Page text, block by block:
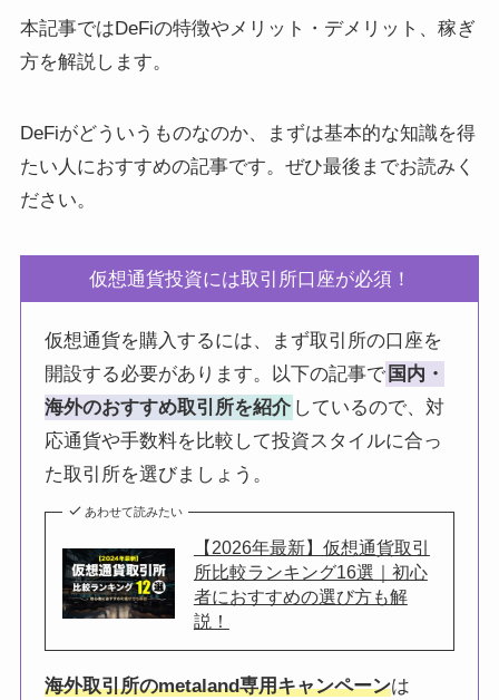
本記事ではDeFiの特徴やメリット・デメリット、稼ぎ
方を解説します。
DeFiがどういうものなのか、まずは基本的な知識を得
たい人におすすめの記事です。ぜひ最後までお読みく
ださい。
仮想通貨投資には取引所口座が必須！
仮想通貨を購入するには、まず取引所の口座を
開設する必要があります。以下の記事で 国内・
海外のおすすめ取引所を紹介 しているので、対
応通貨や手数料を比較して投資スタイルに合っ
た取引所を選びましょう。
あわせて読みたい
【2026年最新】仮想通貨取引
所比較ランキング16選｜初心
者におすすめの選び方も解
説！
海外取引所のmetaland専用キャンペーンは